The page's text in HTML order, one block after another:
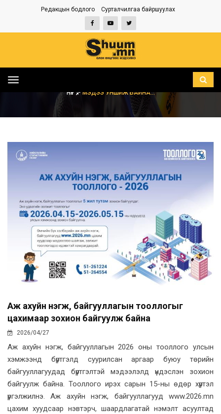
Редакцын бодлого Сурталчилгаа байршуулах
Toggle
НҮҮР МЭДЭЭ УНШИЖ БАЙНА...
Аж ахуйн нэгж, байгууллагын тооллогыг
цахимаар зохион байгуулж байна
2026/04/27
Аж ахуйн нэгж, байгууллагын 2026 оны тооллого улсын
хэмжээнд бүртгэлд суурилсан аргаар буюу төрийн
байгууллагуудад бүртгэлтэй мэдээлэлд үндэслэн зохион
байгуулж байна. Тооллого ирэх сарын 15-ны өдөр хүртэл
үргэлжилнэ. Аж ахуйн нэгж, байгууллагууд www.2026.mn
цахим хуудсаар нэвтэрч, шаардлагатай нэмэлт асуултад